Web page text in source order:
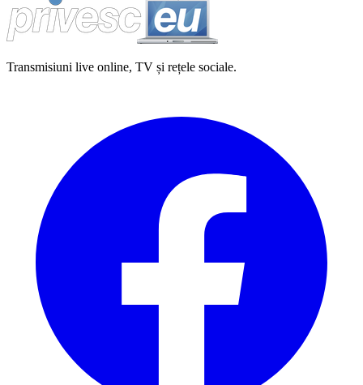
Transmisiuni live online, TV și rețele sociale.